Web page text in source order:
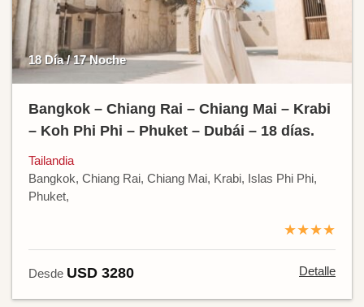
18 Día / 17 Noche
Bangkok – Chiang Rai – Chiang Mai – Krabi
– Koh Phi Phi – Phuket – Dubái – 18 días.
Tailandia
Bangkok, Chiang Rai, Chiang Mai, Krabi, Islas Phi Phi,
Phuket,
★★★★
Desde USD 3280 Detalle